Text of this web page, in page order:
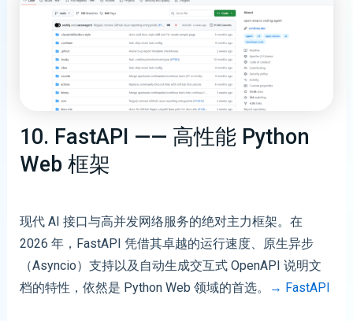
10. FastAPI —— 高性能 Python
Web 框架
现代 AI 接口与高并发网络服务的绝对主力框架。在
2026 年，FastAPI 凭借其卓越的运行速度、原生异步
（Asyncio）支持以及自动生成交互式 OpenAPI 说明文
档的特性，依然是 Python Web 领域的首选。
→ FastAPI